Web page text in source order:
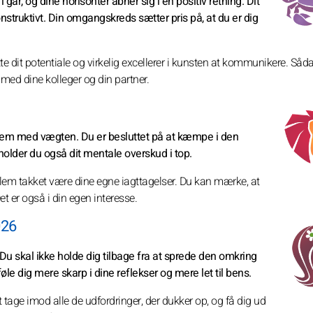
Din omgangskreds sætter pris på, at du er dig
dit potentiale og virkelig excellerer i kunsten at kommunikere.
dine kolleger og din partner.
med vægten. Du er besluttet på at kæmpe i den
du også dit mentale overskud i top.
takket være dine egne iagttagelser. Du kan mærke, at
er også i din egen interesse.
skal ikke holde dig tilbage fra at sprede den omkring
dig mere skarp i dine reflekser og mere let til bens.
imod alle de udfordringer, der dukker op, og få dig ud